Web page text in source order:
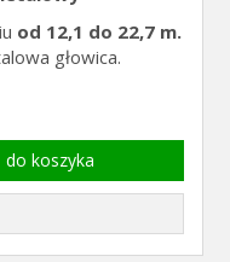
od 12,1 do 22,7 m.
głowica.
do koszyka